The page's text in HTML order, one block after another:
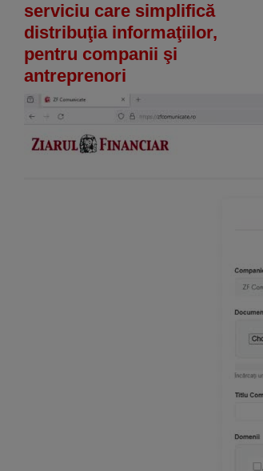
serviciu care simplifică
distribuţia informaţiilor,
pentru companii şi
antreprenori